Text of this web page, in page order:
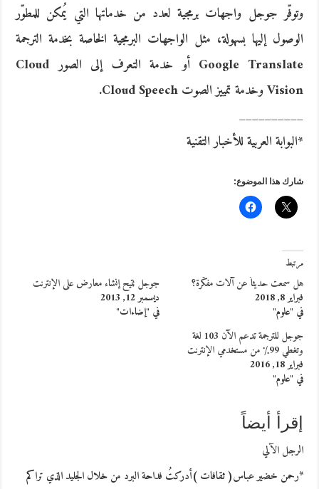
وتوفّر جوجل واجهات برمجية لعدد من خدماتها التي يُمكن للمطوّر
الوصول إليها بسهولة، مثل الواجهات البرمجية الخاصة بخدمة الترجمة
Google Translate أو خدمة التعرف إلى الصور Cloud
Vision وخدمة تمييز الصوت Cloud Speech.
__________
*البوابة العربية للأخبار التقنية
شارك هذا الموضوع:
مرتبط
هل سمعت حديثاً عن آلات مفكّرة؟
فبراير 8, 2018
في "علوم"
جوجل تتيح إنشاء معارض على الإنترنت
ديسمبر 12, 2013
في "إضاءات"
جوجل للترجمة تدعم الآن 103 لغة
وتغطي 99٪ من مستخدمي الإنترنت
فبراير 18, 2016
في "علوم"
إقرأ أيضاً
الرجل الآلي
*رحمن خضير عباس( ثقافات )أدركتُ فداحة البرد من خلال الجليد الذي تراكم